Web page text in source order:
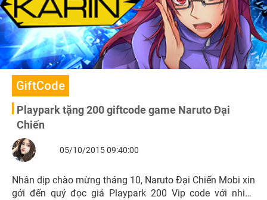
GiftCode
Playpark tặng 200 giftcode game Naruto Đại
Chiến
05/10/2015 09:40:00
Nhân dịp chào mừng tháng 10, Naruto Đại Chiến Mobi xin
gởi đến quý đọc giả Playpark 200 Vip code với nhiều